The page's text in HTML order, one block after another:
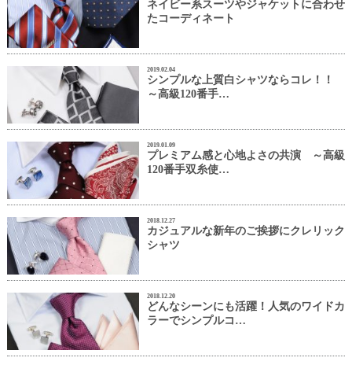
ネイビー系スーツやジャケットに合わせ
たコーディネート
2019.02.04
シンプルな上質白シャツならコレ！！
～高級120番手…
2019.01.09
プレミアム感と心地よさの共演 ～高級
120番手双糸使…
2018.12.27
カジュアルな新年のご挨拶にクレリック
シャツ
2018.12.20
どんなシーンにも活躍！人気のワイドカ
ラーでシンプルコ…